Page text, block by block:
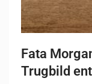
Fata
Trugbild